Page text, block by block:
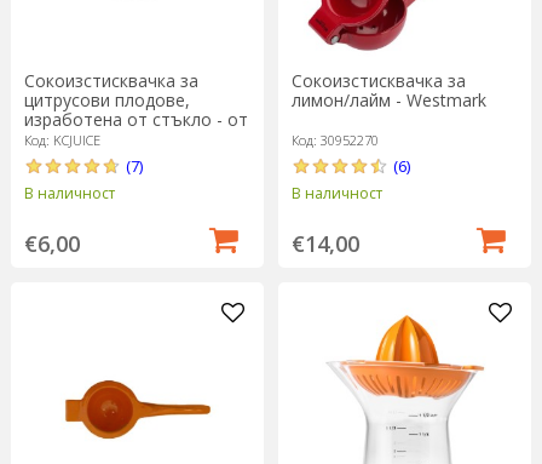
Сокоизстисквачка за
цитрусови плодове,
изработена от стъкло - от
Kitchen Craft
Код: KCJUICE
(7)
В наличност
€6,00
Сокоизстисквачка за
лимон/лайм - Westmark
Код: 30952270
(6)
В наличност
€14,00